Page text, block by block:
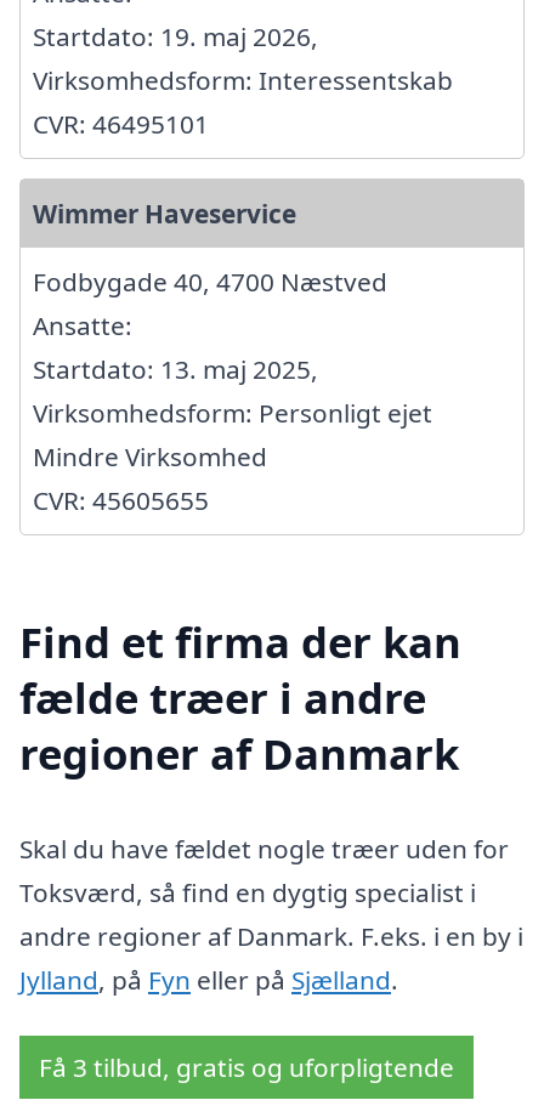
Startdato: 19. maj 2026,
Virksomhedsform: Interessentskab
CVR: 46495101
Wimmer Haveservice
Fodbygade 40, 4700 Næstved
Ansatte:
Startdato: 13. maj 2025,
Virksomhedsform: Personligt ejet
Mindre Virksomhed
CVR: 45605655
Find et firma der kan
fælde træer i andre
regioner af Danmark
Skal du have fældet nogle træer uden for
Toksværd, så find en dygtig specialist i
andre regioner af Danmark. F.eks. i en by i
Jylland, på Fyn eller på Sjælland.
Få 3 tilbud, gratis og uforpligtende